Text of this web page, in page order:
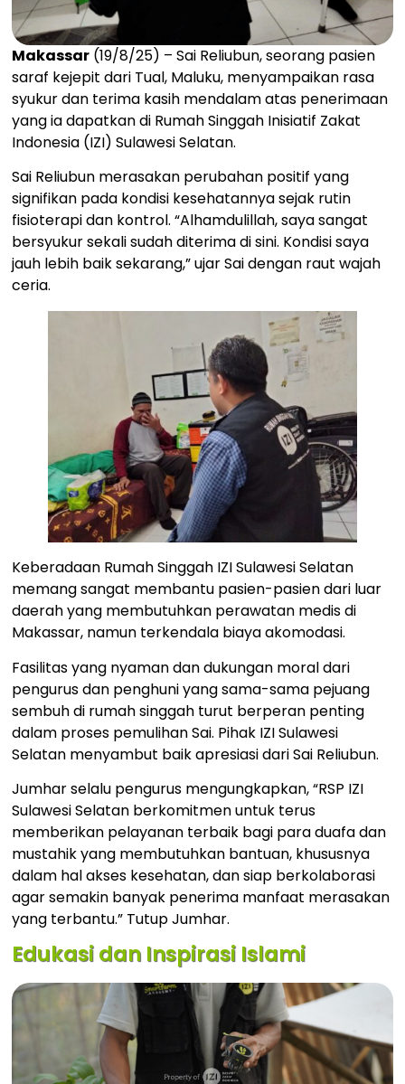
Makassar (19/8/25) – Sai Reliubun, seorang pasien
saraf kejepit dari Tual, Maluku, menyampaikan rasa
syukur dan terima kasih mendalam atas penerimaan
yang ia dapatkan di Rumah Singgah Inisiatif Zakat
Indonesia (IZI) Sulawesi Selatan.
Sai Reliubun merasakan perubahan positif yang
signifikan pada kondisi kesehatannya sejak rutin
fisioterapi dan kontrol. “Alhamdulillah, saya sangat
bersyukur sekali sudah diterima di sini. Kondisi saya
jauh lebih baik sekarang,” ujar Sai dengan raut wajah
ceria.
Keberadaan Rumah Singgah IZI Sulawesi Selatan
memang sangat membantu pasien-pasien dari luar
daerah yang membutuhkan perawatan medis di
Makassar, namun terkendala biaya akomodasi.
Fasilitas yang nyaman dan dukungan moral dari
pengurus dan penghuni yang sama-sama pejuang
sembuh di rumah singgah turut berperan penting
dalam proses pemulihan Sai. Pihak IZI Sulawesi
Selatan menyambut baik apresiasi dari Sai Reliubun.
Jumhar selalu pengurus mengungkapkan, “RSP IZI
Sulawesi Selatan berkomitmen untuk terus
memberikan pelayanan terbaik bagi para duafa dan
mustahik yang membutuhkan bantuan, khususnya
dalam hal akses kesehatan, dan siap berkolaborasi
agar semakin banyak penerima manfaat merasakan
yang terbantu.” Tutup Jumhar.
Edukasi dan Inspirasi Islami